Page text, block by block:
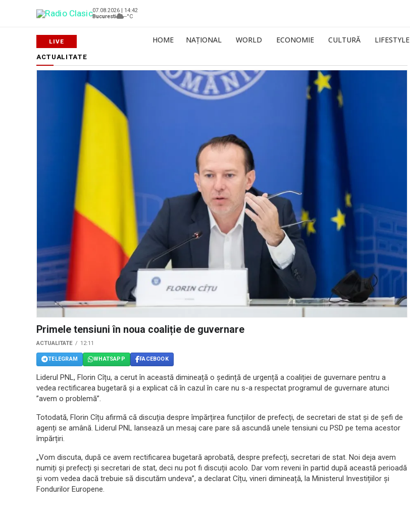
07.08.2026 | 14:42
Bucuresti
--°C
HOME NAȚIONAL WORLD ECONOMIE CULTURĂ LIFESTYLE
ACTUALITATE
Primele tensiuni în noua coaliție de guvernare
ACTUALITATE 12:11
TELEGRAM WHATSAPP FACEBOOK
Liderul PNL, Florin Cîțu, a cerut în această dimineață o ședință de urgență a coaliției de guvernare pentru a
vedea rectificarea bugetară și a explicat că în cazul în care nu s-a respectat programul de guvernare atunci
”avem o problemă”.
Totodată, Florin Cîțu afirmă că discuția despre împărțirea funcțiilor de prefecți, de secretari de stat și de șefi de
agenți se amână. Liderul PNL lansează un mesaj care pare să ascundă unele tensiuni cu PSD pe tema acestor
împărțiri.
„Vom discuta, după ce avem rectificarea bugetară aprobată, despre prefecți, secretari de stat. Noi deja avem
numiți și prefecți și secretari de stat, deci nu pot fi discuții acolo. Dar vom reveni în partid după această perioadă
și vom vedea dacă trebuie să discutăm undeva”, a declarat Cîțu, vineri dimineață, la Ministerul Investițiilor și
Fondurilor Europene.